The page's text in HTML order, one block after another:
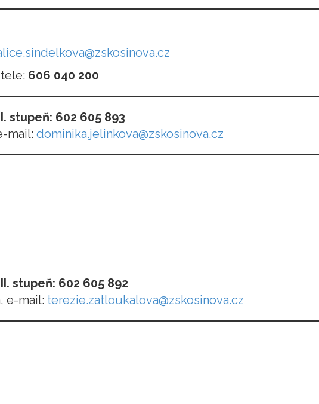
606 040 200
stupeň: 602 605 893
mail: dominika.jelinkova@zskosinova.cz
stupeň: 602 605 892
e-mail: terezie.zatloukalova@zskosinova.cz